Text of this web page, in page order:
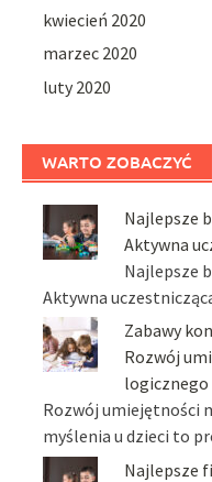
kwiecień 2020
marzec 2020
luty 2020
WARTO ZOBACZYĆ
Najlepsze
Aktywna
Najlepsze
Aktywna
Zabawy
Rozwój
logicznego
Rozwój umiejętności
myślenia u dzieci to
Najlepsze